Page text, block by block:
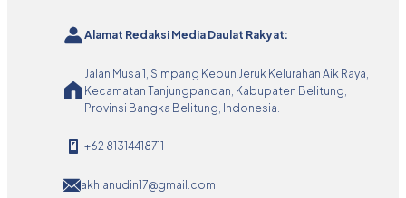
Alamat Redaksi Media Daulat Rakyat:
Jalan Musa 1, Simpang Kebun Jeruk Kelurahan Aik Raya,
Kecamatan Tanjungpandan, Kabupaten Belitung,
Provinsi Bangka Belitung, Indonesia.
+62 81314418711
akhlanudin17@gmail.com